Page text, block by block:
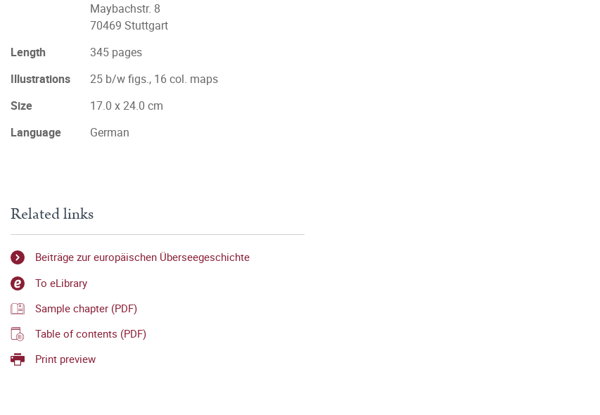
Maybachstr. 8
70469 Stuttgart
Length
345 pages
Illustrations
25 b/w figs., 16 col. maps
Size
17.0 x 24.0 cm
Language
German
Related links
Beiträge zur europäischen Überseegeschichte
To eLibrary
Sample chapter (PDF)
Table of contents (PDF)
Print preview